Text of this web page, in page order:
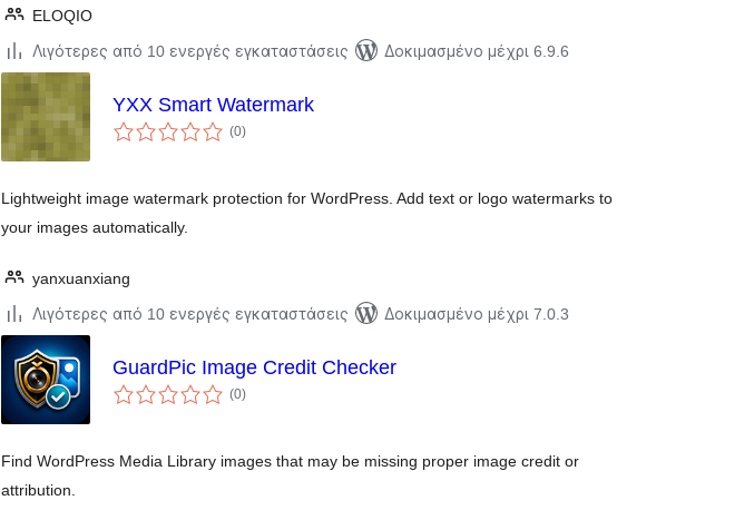
ELOQIO
Λιγότερες από 10 ενεργές εγκαταστάσεις
Δοκιμασμένο μέχρι 6.9.6
YXX Smart Watermark
(0αξιολογήσεις
σύνολο
)
Lightweight image watermark protection for WordPress. Add text or logo watermarks to
your images automatically.
yanxuanxiang
Λιγότερες από 10 ενεργές εγκαταστάσεις
Δοκιμασμένο μέχρι 7.0.3
GuardPic Image Credit Checker
(0αξιολογήσεις
σύνολο
)
Find WordPress Media Library images that may be missing proper image credit or
attribution.